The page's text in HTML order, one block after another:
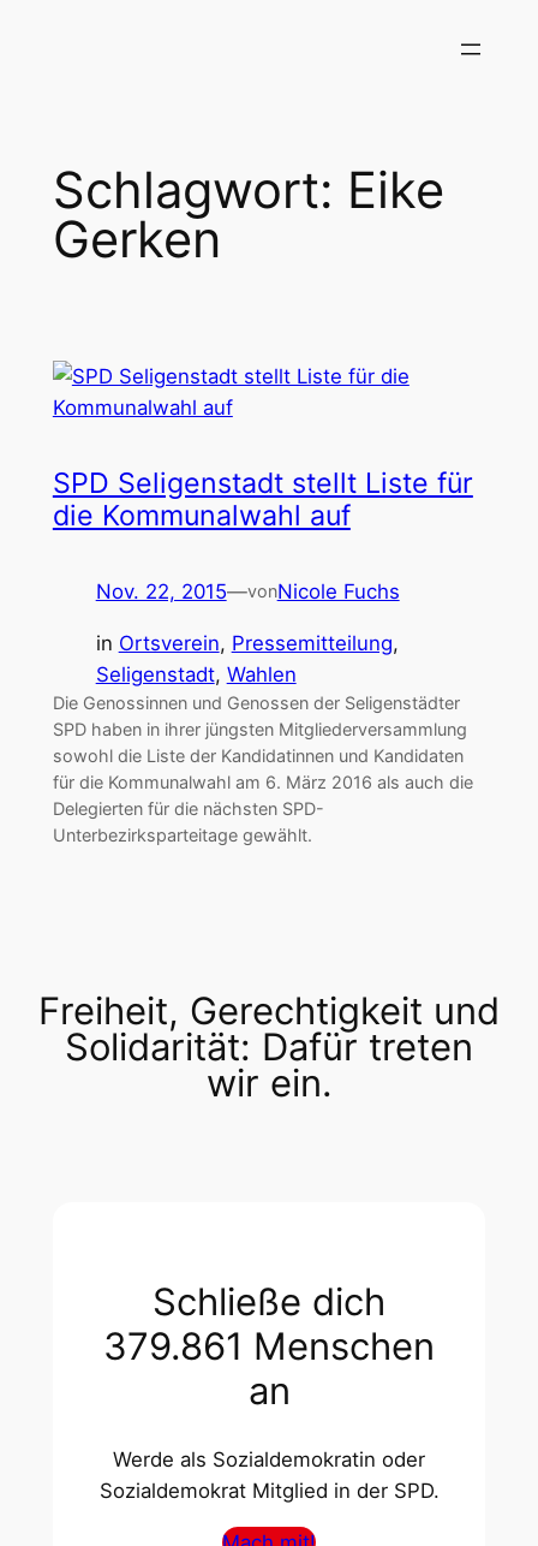
Schlagwort: Eike
Gerken
SPD Seligenstadt stellt Liste für
die Kommunalwahl auf
Nov. 22, 2015—vonNicole Fuchs
in Ortsverein, Pressemitteilung
Seligenstadt, Wahlen
Die Genossinnen und Genossen der Seligenstädter
SPD haben in ihrer jüngsten Mitgliederversammlung
sowohl die Liste der Kandidatinnen und Kandidaten
für die Kommunalwahl am 6. März 2016 als auch die
Delegierten für die nächsten SPD-
Unterbezirksparteitage gewählt.
Freiheit, Gerechtigkeit und
Solidarität: Dafür treten
wir ein.
Schließe dich
379.861 Menschen
an
Werde als Sozialdemokratin oder
Sozialdemokrat Mitglied in der SPD.